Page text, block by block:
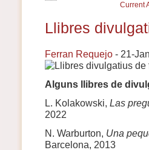
Current
Llibres
Ferran Requejo- 21-
Alguns llibres de
L. Kolakowski, Las
2022
N. Warburton, Una
Barcelona, 2013